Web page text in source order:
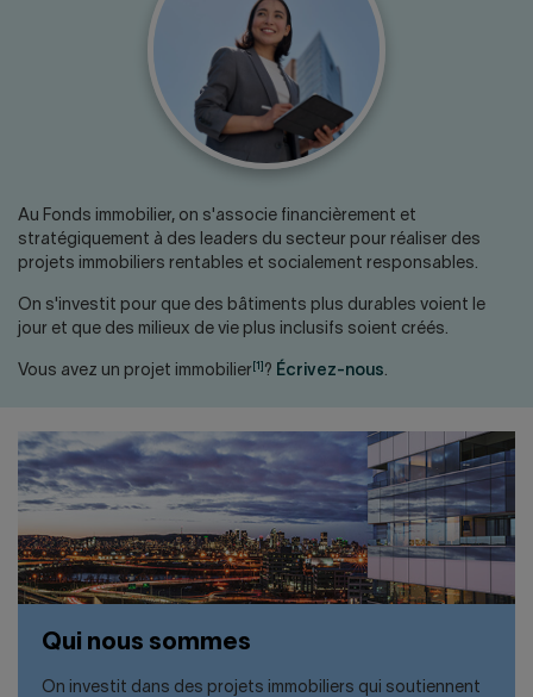
Au Fonds immobilier, on s'associe financièrement et
stratégiquement à des leaders du secteur pour réaliser des
projets immobiliers rentables et socialement responsables.
On s'investit pour que des bâtiments plus durables voient le
jour et que des milieux de vie plus inclusifs soient créés.
Vous avez un projet immobilier ? Écrivez-nous.
Qui nous sommes
On investit dans des projets immobiliers qui soutiennent